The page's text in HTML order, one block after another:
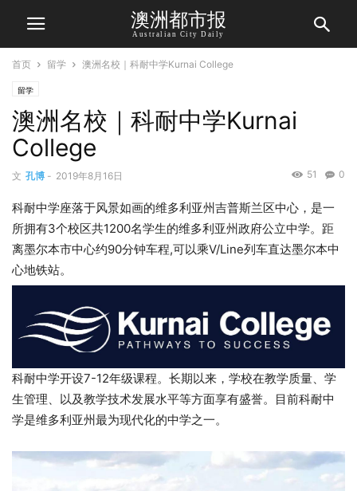
澳洲都市报
Australian City Daily
首页 留学 澳洲名校｜科耐中学Kurnai College
留学
澳洲名校｜科耐中学Kurnai
College
文 孔博 - 2019年8月16日 0
51
科耐中学座落于风景如画的维多利亚州吉普斯兰区中心，是一
所拥有3个校区共1200名学生的维多利亚州政府公立中学。距
离墨尔本市中心约90分钟车程,可以乘V/Line列车直达墨尔本中
心地铁站。
科耐中学开设7-12年级课程。长期以来，学校在教学质量、学
生管理、以及教学技术发展水平等方面享有盛誉。目前科耐中
学是维多利亚州最为现代化的中学之一。